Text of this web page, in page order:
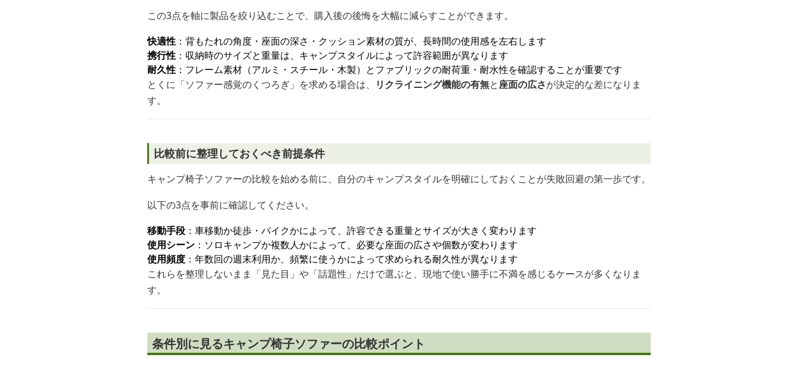
この3点を軸に製品を絞り込むことで、購入後の後悔を大幅に減らすことができます。
快適性 ：背もたれの角度・座面の深さ・クッション素材の質が、長時間の使用感を左右します
携行性 ：収納時のサイズと重量は、キャンプスタイルによって許容範囲が異なります
耐久性 ：フレーム素材（アルミ・スチール・木製）とファブリックの耐荷重・耐水性を確認することが重要です
とくに「ソファー感覚のくつろぎ」を求める場合は、
リクライニング機能の有無と座面の広さが決定的な差になりま
す。
比較前に整理しておくべき前提条件
キャンプ椅子ソファーの比較を始める前に、自分のキャンプスタイルを明確にしておくことが失敗回避の第一歩です。
以下の3点を事前に確認してください。
移動手段 ：車移動か徒歩・バイクかによって、許容できる重量とサイズが大きく変わります
使用シーン ：ソロキャンプか複数人かによって、必要な座面の広さや個数が変わります
使用頻度 ：年数回の週末利用か、頻繁に使うかによって求められる耐久性が異なります
これらを整理しないまま「見た目」や「話題性」だけで選ぶと、現地で使い勝手に不満を感じるケースが多くなりま
す。
条件別に見るキャンプ椅子ソファーの比較ポイント